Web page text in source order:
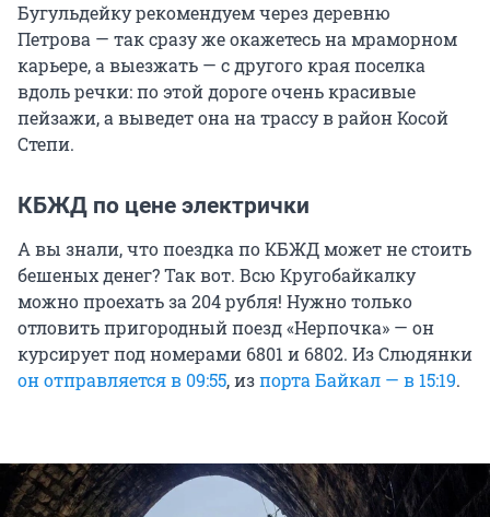
Бугульдейку рекомендуем через деревню
Петрова — так сразу же окажетесь на мраморном
карьере, а выезжать — с другого края поселка
вдоль речки: по этой дороге очень красивые
пейзажи, а выведет она на трассу в район Косой
Степи.
КБЖД по цене электрички
А вы знали, что поездка по КБЖД может не стоить
бешеных денег? Так вот. Всю Кругобайкалку
можно проехать за204 рубля! Нужно только
отловить пригородный поезд «Нерпочка» — он
курсирует под номерами 6801 и 6802. Из Слюдянки
он отправляется в 09:55, изпорта Байкал — в 15:19.